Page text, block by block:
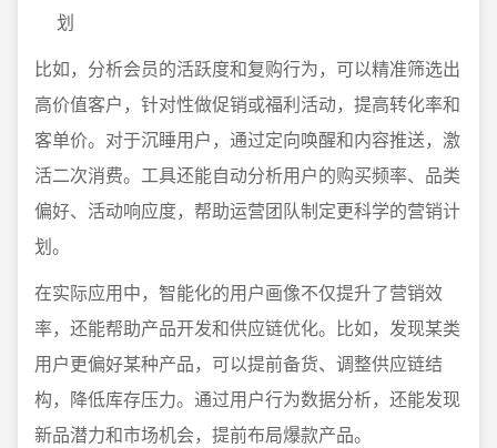
划
比如，分析会员的活跃度和复购行为，可以精准筛选出
高价值客户，针对性做促销或福利活动，提高转化率和
客单价。对于沉睡用户，通过定向唤醒和内容推送，激
活二次消费。工具还能自动分析用户的购买频率、品类
偏好、活动响应度，帮助运营团队制定更科学的营销计
划。
在实际应用中，智能化的用户画像不仅提升了营销效
率，还能帮助产品开发和供应链优化。比如，发现某类
用户更偏好某种产品，可以提前备货、调整供应链结
构，降低库存压力。通过用户行为数据分析，还能发现
新品潜力和市场机会，提前布局爆款产品。